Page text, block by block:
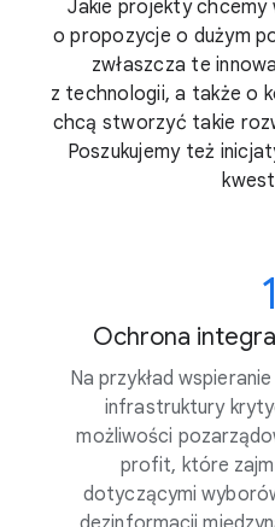
Jakie projekty chcemy
o propozycje o dużym
zwłaszcza te
z technologii, a także o
chcą stworzyć takie
Poszukujemy też
1
Ochrona
Na przykład
infrastruktury
możliwości
profit, które
dotyczącymi